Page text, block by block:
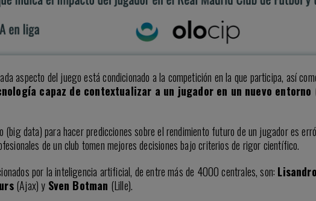
aspecto del juego está condicionado a la competición en la que participa, así
capaz de contextualizar a un jugador en un nuevo entorno
data) para hacer predicciones sobre el rendimiento futuro de un jugador es
de un club tomen mejores decisiones bajo criterios de rigor científico.
por la inteligencia artificial, de entre más de 4000 centrales, son:
(Ajax) y Sven Botman (Lille).